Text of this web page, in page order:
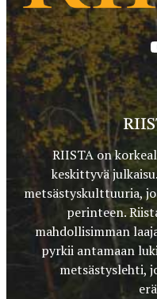
RIISTA on
keskittyvä
metsästyskulttuuria,
perinteen.
mahdollisimman
pyrkii antamaan
metsästyslehti,